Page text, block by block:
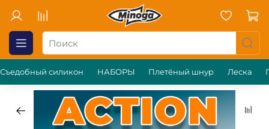
Съедобный силикон НАБОРЫ Плетёный шнур Леска